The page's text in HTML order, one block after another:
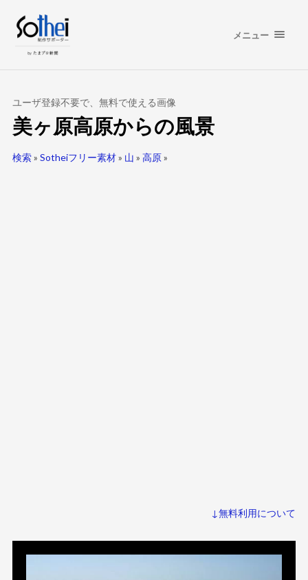
メニュー
ユーザ登録不要で、無料で使える画像
美ヶ原高原からの風景
検索» Sotheiフリー素材» 山 » 高原»
↓無料利用について